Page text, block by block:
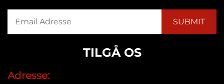
TILGÅ OS
Adresse: